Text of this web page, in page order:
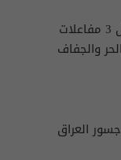
فرنسا توقف تشغيل 3 مفاعلات
والجفاف
العراق